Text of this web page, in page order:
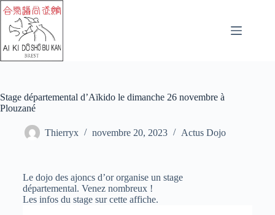
Stage départemental d’Aïkido le dimanche 26 novembre à
Plouzané
Thierryx novembre 20, 2023 Actus Dojo
Le dojo des ajoncs d’or organise un stage
départemental. Venez nombreux !
Les infos du stage sur cette affiche.